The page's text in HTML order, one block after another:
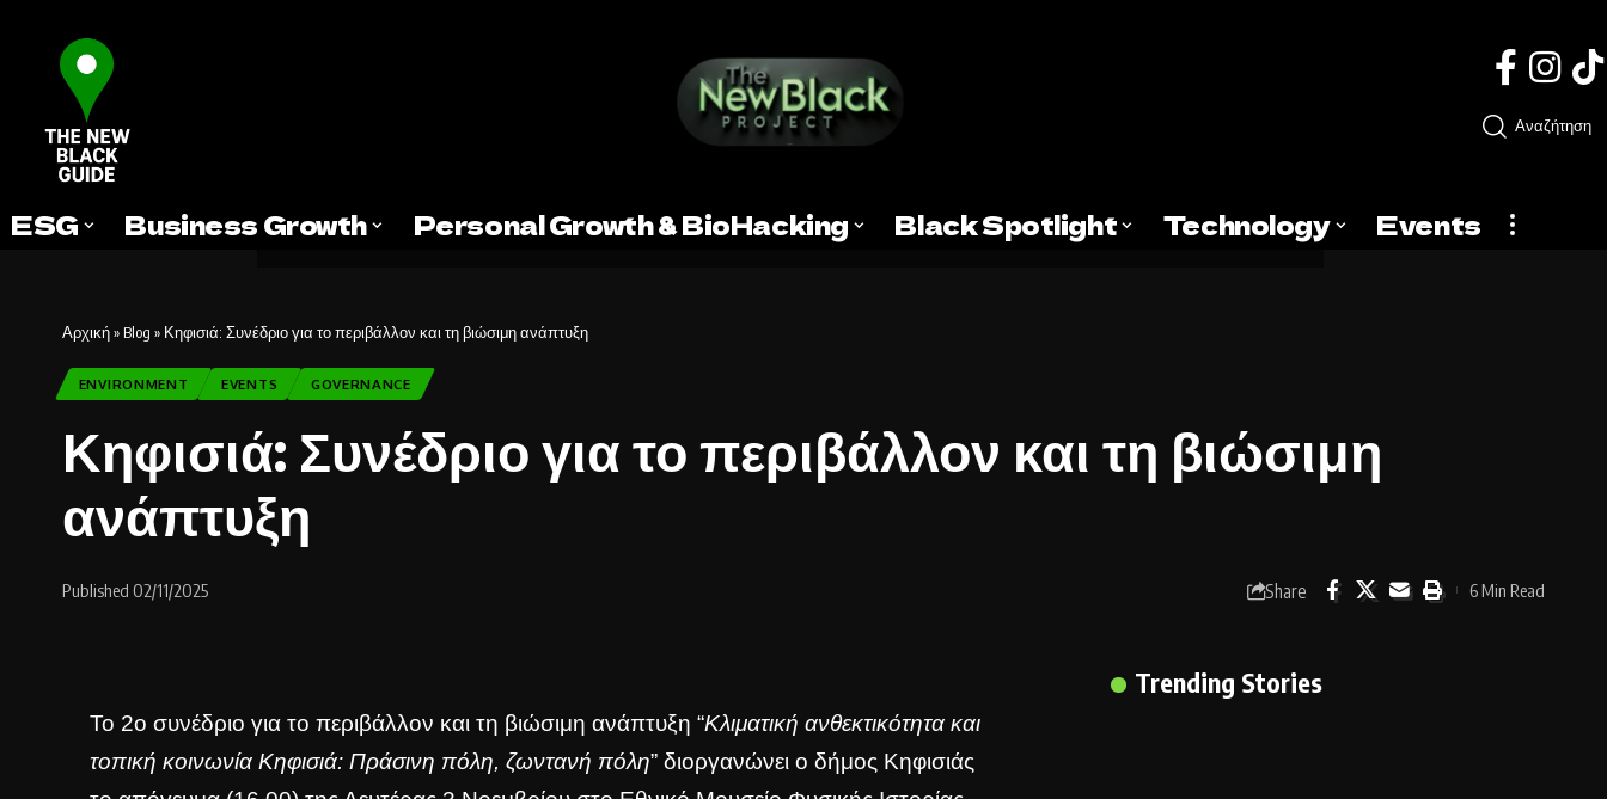
Αναζήτηση
ESG Business Growth Personal Growth & BioHacking Black Spotlight Technology Events
Αρχική» Blog » Κηφισιά: Συνέδριο για το περιβάλλον και τη βιώσιμη ανάπτυξη
ENVIRONMENT EVENTS GOVERNANCE
Κηφισιά: Συνέδριο για το περιβάλλον και τη βιώσιμη
ανάπτυξη
Published 02/11/2025 Share 6 Min Read
Το 2ο συνέδριο για το περιβάλλον και τη βιώσιμη ανάπτυξη “Κλιματική ανθεκτικότητα και
τοπική κοινωνία Κηφισιά: Πράσινη πόλη, ζωντανή πόλη” διοργανώνει ο δήμος Κηφισιάς
Trending Stories